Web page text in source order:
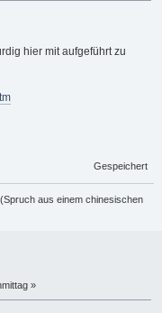
hier mit aufgeführt zu
Gespeichert
aus einem chinesischen
»